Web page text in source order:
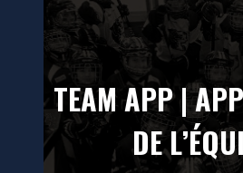
TEAM APP |
DE